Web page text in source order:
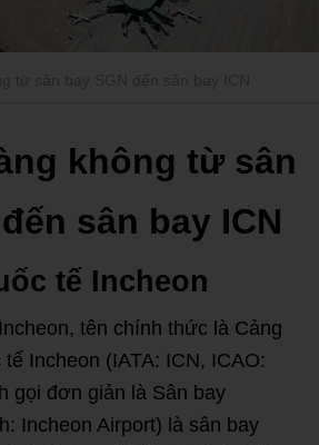
không từ sân
sân bay ICN
tế Incheon
tên chính thức là Cảng
Incheon (IATA: ICN, ICAO:
gọi đơn giản là Sân bay
Incheon Airport) là sân bay